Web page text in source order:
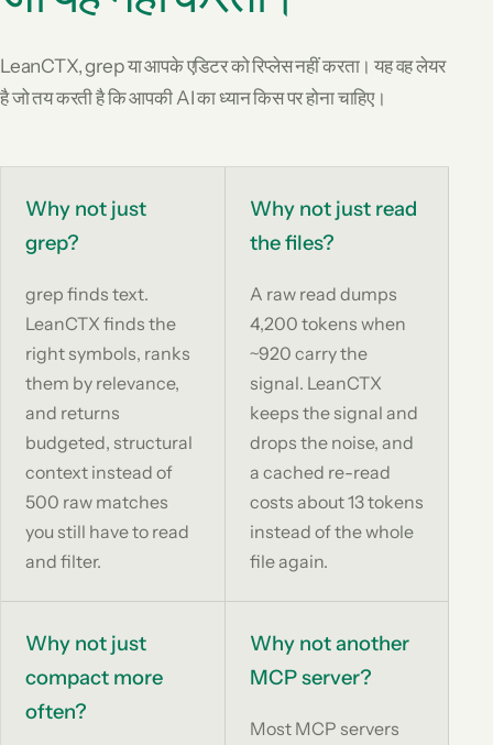
LeanCTX, grep या आपके एडिटर को रिप्लेस नहीं करता। यह वह लेयर
है जो तय करती है कि आपकी AI का ध्यान किस पर होना चाहिए।
Why not just
grep?
grep finds text.
LeanCTX finds the
right symbols, ranks
them by relevance,
and returns
budgeted, structural
context instead of
500 raw matches
you still have to read
and filter.
Why not just read
the files?
A raw read dumps
4,200 tokens when
~920 carry the
signal. LeanCTX
keeps the signal and
drops the noise, and
a cached re-read
costs about 13 tokens
instead of the whole
file again.
Why not just
compact more
often?
Why not another
MCP server?
Most MCP servers